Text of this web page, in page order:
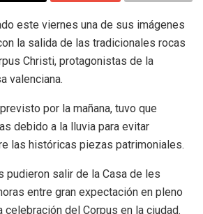
este viernes una de sus imágenes
la salida de las tradicionales rocas
Christi, protagonistas de la
valenciana.
por la mañana, tuvo que
debido a la lluvia para evitar
las históricas piezas patrimoniales.
pudieron salir de la Casa de les
entre gran expectación en pleno
celebración del Corpus en la ciudad.